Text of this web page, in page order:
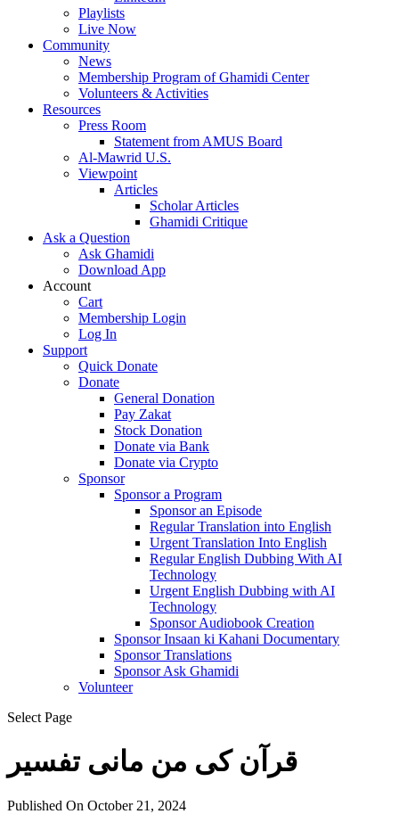
Playlists
Live Now
Community
News
Membership Program of Ghamidi Center
Volunteers & Activities
Resources
Press Room
Statement from AMUS Board
Al-Mawrid U.S.
Viewpoint
Articles
Scholar Articles
Ghamidi Critique
Ask a Question
Ask Ghamidi
Download App
Account
Cart
Membership Login
Log In
Support
Quick Donate
Donate
General Donation
Pay Zakat
Stock Donation
Donate via Bank
Donate via Crypto
Sponsor
Sponsor a Program
Sponsor an Episode
Regular Translation into English
Urgent Translation Into English
Regular English Dubbing With AI
Technology
Urgent English Dubbing with AI
Technology
Sponsor Audiobook Creation
Sponsor Insaan ki Kahani Documentary
Sponsor Translations
Sponsor Ask Ghamidi
Volunteer
Select Page
قرآن کی من مانی تفسیر
Published On October 21, 2024